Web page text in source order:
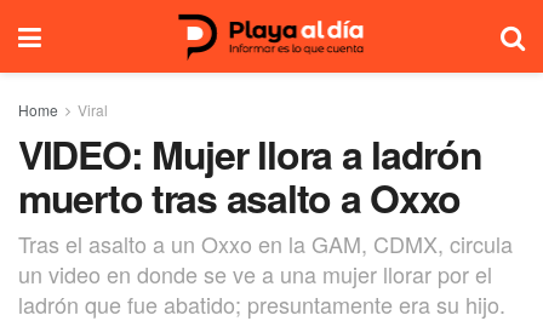
Home Viral
VIDEO: Mujer llora a ladrón
muerto tras asalto a Oxxo
Tras el asalto a un Oxxo en la GAM, CDMX, circula
un video en donde se ve a una mujer llorar por el
ladrón que fue abatido; presuntamente era su hijo.